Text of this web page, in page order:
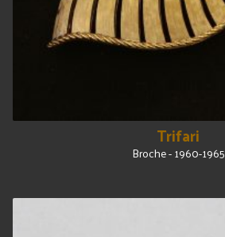
Trifari
Broche - 1960-1965